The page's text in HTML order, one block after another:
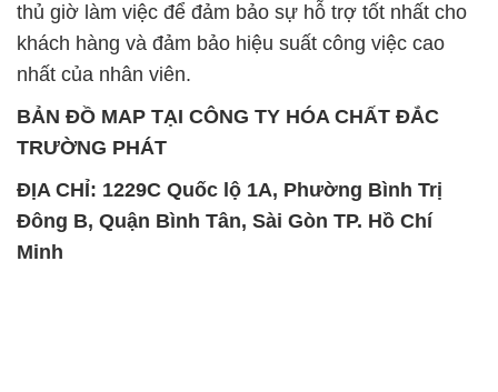
thủ giờ làm việc để đảm bảo sự hỗ trợ tốt nhất cho
khách hàng và đảm bảo hiệu suất công việc cao
nhất của nhân viên.
BẢN ĐỒ MAP TẠI CÔNG TY HÓA CHẤT ĐẮC
TRƯỜNG PHÁT
ĐỊA CHỈ: 1229C Quốc lộ 1A, Phường Bình Trị
Đông B, Quận Bình Tân, Sài Gòn TP. Hồ Chí
Minh